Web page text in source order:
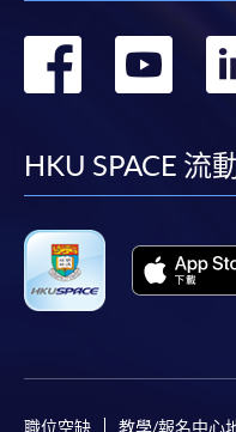
轉 轉
HKU SPACE 流
職位空缺 教學/報名中心